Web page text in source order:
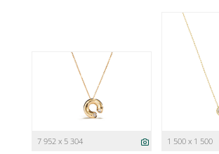
7 952 x 5 304 1 500 x 1 500